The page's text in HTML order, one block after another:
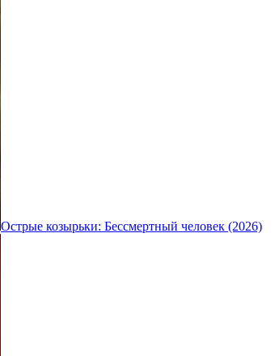
Острые козырьки: Бессмертный человек (2026)